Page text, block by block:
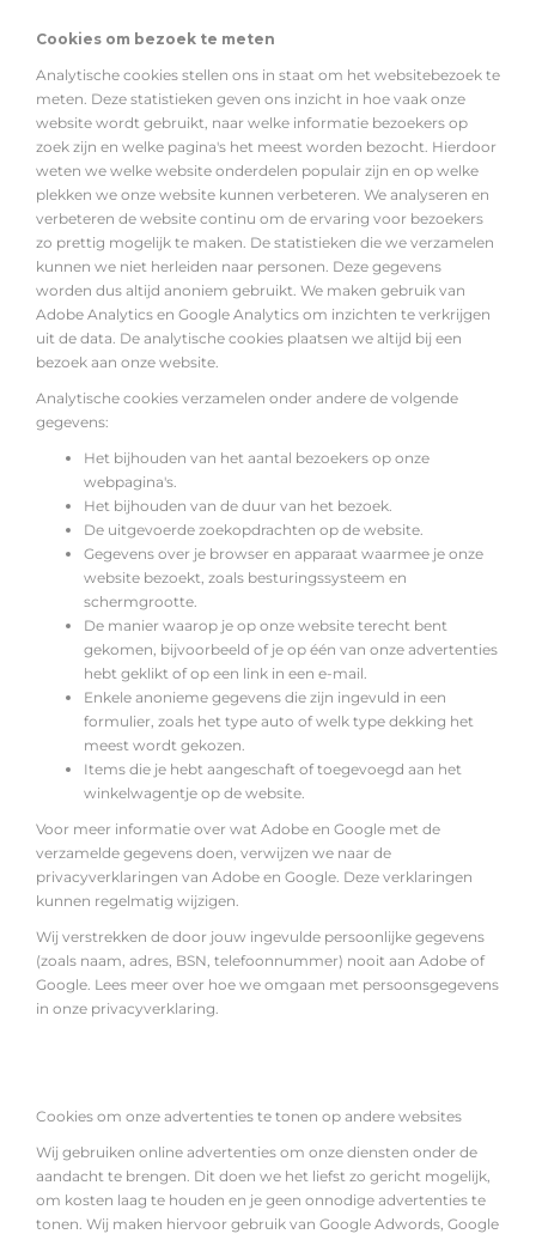
Cookies om bezoek te meten
Analytische cookies stellen ons in staat om het websitebezoek te
meten. Deze statistieken geven ons inzicht in hoe vaak onze
website wordt gebruikt, naar welke informatie bezoekers op
zoek zijn en welke pagina's het meest worden bezocht. Hierdoor
weten we welke website onderdelen populair zijn en op welke
plekken we onze website kunnen verbeteren. We analyseren en
verbeteren de website continu om de ervaring voor bezoekers
zo prettig mogelijk te maken. De statistieken die we verzamelen
kunnen we niet herleiden naar personen. Deze gegevens
worden dus altijd anoniem gebruikt. We maken gebruik van
Adobe Analytics en Google Analytics om inzichten te verkrijgen
uit de data. De analytische cookies plaatsen we altijd bij een
bezoek aan onze website.
Analytische cookies verzamelen onder andere de volgende
gegevens:
Het bijhouden van het aantal bezoekers op onze
webpagina's.
Het bijhouden van de duur van het bezoek.
De uitgevoerde zoekopdrachten op de website.
Gegevens over je browser en apparaat waarmee je onze
website bezoekt, zoals besturingssysteem en
schermgrootte.
De manier waarop je op onze website terecht bent
gekomen, bijvoorbeeld of je op één van onze advertenties
hebt geklikt of op een link in een e-mail.
Enkele anonieme gegevens die zijn ingevuld in een
formulier, zoals het type auto of welk type dekking het
meest wordt gekozen.
Items die je hebt aangeschaft of toegevoegd aan het
winkelwagentje op de website.
Voor meer informatie over wat Adobe en Google met de
verzamelde gegevens doen, verwijzen we naar de
privacyverklaringen van Adobe en Google. Deze verklaringen
kunnen regelmatig wijzigen.
Wij verstrekken de door jouw ingevulde persoonlijke gegevens
(zoals naam, adres, BSN, telefoonnummer) nooit aan Adobe of
Google. Lees meer over hoe we omgaan met persoonsgegevens
in onze privacyverklaring.
Cookies om onze advertenties te tonen op andere websites
Wij gebruiken online advertenties om onze diensten onder de
aandacht te brengen. Dit doen we het liefst zo gericht mogelijk,
om kosten laag te houden en je geen onnodige advertenties te
tonen. Wij maken hiervoor gebruik van Google Adwords, Google